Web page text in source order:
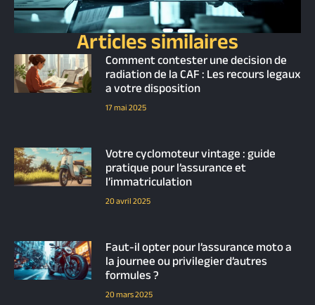
Articles similaires
Comment contester une decision de
radiation de la CAF : Les recours legaux
a votre disposition
17 mai 2025
Votre cyclomoteur vintage : guide
pratique pour l’assurance et
l’immatriculation
20 avril 2025
Faut-il opter pour l’assurance moto a
la journee ou privilegier d’autres
formules ?
20 mars 2025